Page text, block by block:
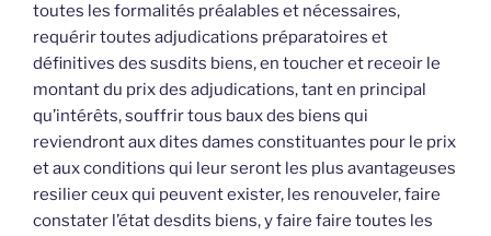
toutes les formalités préalables et nécessaires,
requérir toutes adjudications préparatoires et
définitives des susdits biens, en toucher et receoir le
montant du prix des adjudications, tant en principal
qu’intérêts, souffrir tous baux des biens qui
reviendront aux dites dames constituantes pour le prix
et aux conditions qui leur seront les plus avantageuses
resilier ceux qui peuvent exister, les renouveler, faire
constater l’état desdits biens, y faire faire toutes les